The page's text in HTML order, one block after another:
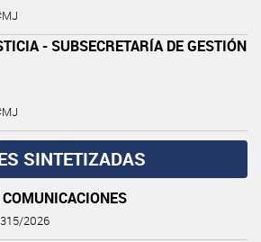
- SUBSECRETARÍA DE GESTIÓN
SINTETIZADAS
2026